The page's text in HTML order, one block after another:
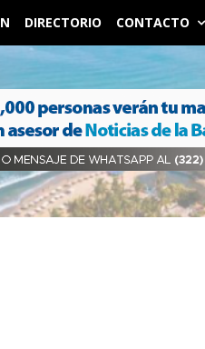
DIRECTORIO CONTACTO